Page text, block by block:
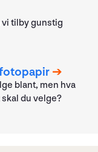
vi tilby gunstig
blant, men hva
du velge?